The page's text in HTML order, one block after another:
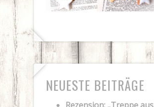
NEUESTE BEITRÄGE